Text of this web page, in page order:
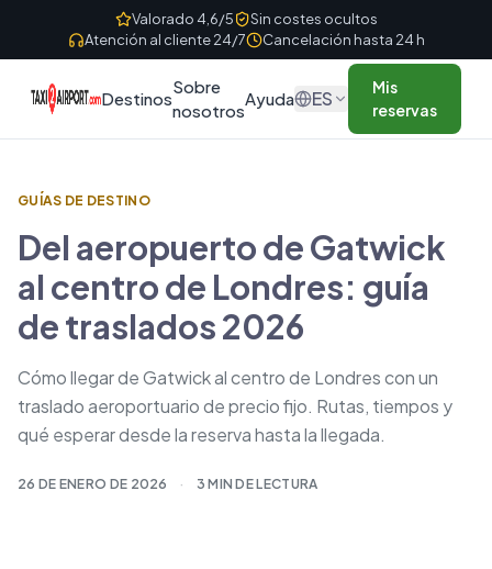
Skip to content Valorado 4,6/5
Sin costes ocultos
Atención al cliente 24/7
Cancelación hasta 24 h
Destinos
Sobre
nosotros
Ayuda ES
Mis
reservas
GUÍAS DE DESTINO
Del aeropuerto de Gatwick
al centro de Londres: guía
de traslados 2026
Cómo llegar de Gatwick al centro de Londres con un
traslado aeroportuario de precio fijo. Rutas, tiempos y
qué esperar desde la reserva hasta la llegada.
26 DE ENERO DE 2026 · 3 MIN DE LECTURA